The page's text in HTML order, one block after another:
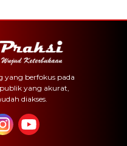
yang berfokus pada
yang akurat,
diakses.